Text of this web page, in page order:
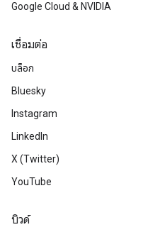
Google Cloud & NVIDIA
เชื่อมต่อ
บล็อก
Bluesky
Instagram
LinkedIn
X (Twitter)
YouTube
บิวด์